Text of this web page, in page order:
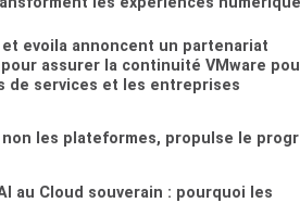
et evoila annoncent un partenariat
assurer la continuité VMware
de services et les entreprises
non les plateformes, propulse le
au Cloud souverain : pourquoi les